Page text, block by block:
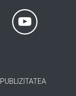
PUBLIZITATEA